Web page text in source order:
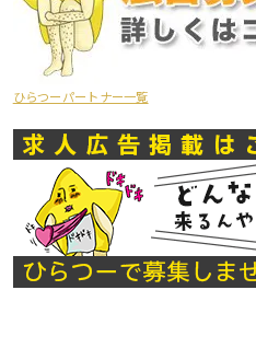
ひらつーパートナー一覧